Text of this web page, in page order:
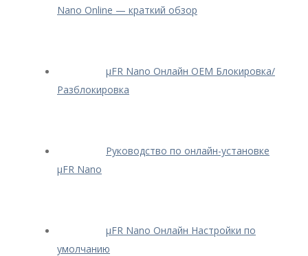
Nano Online — краткий обзор
μFR Nano Онлайн OEM Блокировка/
Разблокировка
Руководство по онлайн-установке
μFR Nano
μFR Nano Онлайн Настройки по
умолчанию